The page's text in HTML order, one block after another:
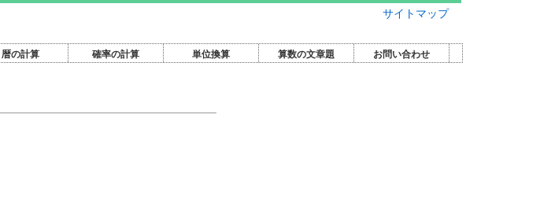
サイトマップ
暦の計算 確率の計算 単位換算 算数の文章題 お問い合わせ